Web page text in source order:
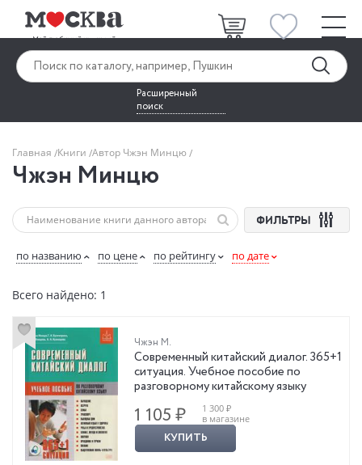
Расширенный
поиск
Главная Книги Автор Чжэн Минцю
Чжэн Минцю
ФИЛЬТРЫ
по названию по цене по рейтингу по дате
Всего найдено: 1
Чжэн М.
Современный китайский диалог. 365+1
ситуация. Учебное пособие по
разговорному китайскому языку
1 105 ₽
1 300 ₽
в магазине
КУПИТЬ